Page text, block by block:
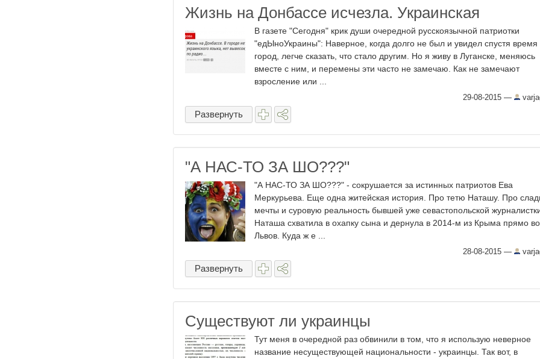
Жизнь на Донбассе исчезла. Украинская
В газете "Сегодня" крик души очередной русскоязычной патриотки
"едЫноУкраины": Наверное, когда долго не был и увидел спустя время
город, легче сказать, что стало другим. Но я живу в Луганске, меняюсь
вместе с ним, и перемены эти часто не замечаю. Как не замечают
взросление или ...
29-08-2015 —
Развернуть
"А НАС-ТО ЗА ШО???"
"А НАС-ТО ЗА ШО???" - сокрушается за истинных патриотов Ева
Меркурьева. Еще одна житейская история. Про тетю Наташу. Про
мечты и суровую реальность бывшей уже севастопольской
Наташа схватила в охапку сына и дернула в 2014-м из Крыма прямо во
Львов. Куда ж е ...
28-08-2015 —
Развернуть
Существуют ли украинцы
Тут меня в очередной раз обвинили в том, что я использую неверное
название несуществующей национальности - украинцы. Так вот, в